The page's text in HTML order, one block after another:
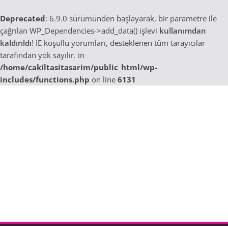
Deprecated: 6.9.0 sürümünden başlayarak, bir parametre ile
çağrılan WP_Dependencies->add_data() işlevi kullanımdan
kaldırıldı! IE koşullu yorumları, desteklenen tüm tarayıcılar
tarafından yok sayılır. in
/home/cakiltasitasarim/public_html/wp-
includes/functions.php on line 6131